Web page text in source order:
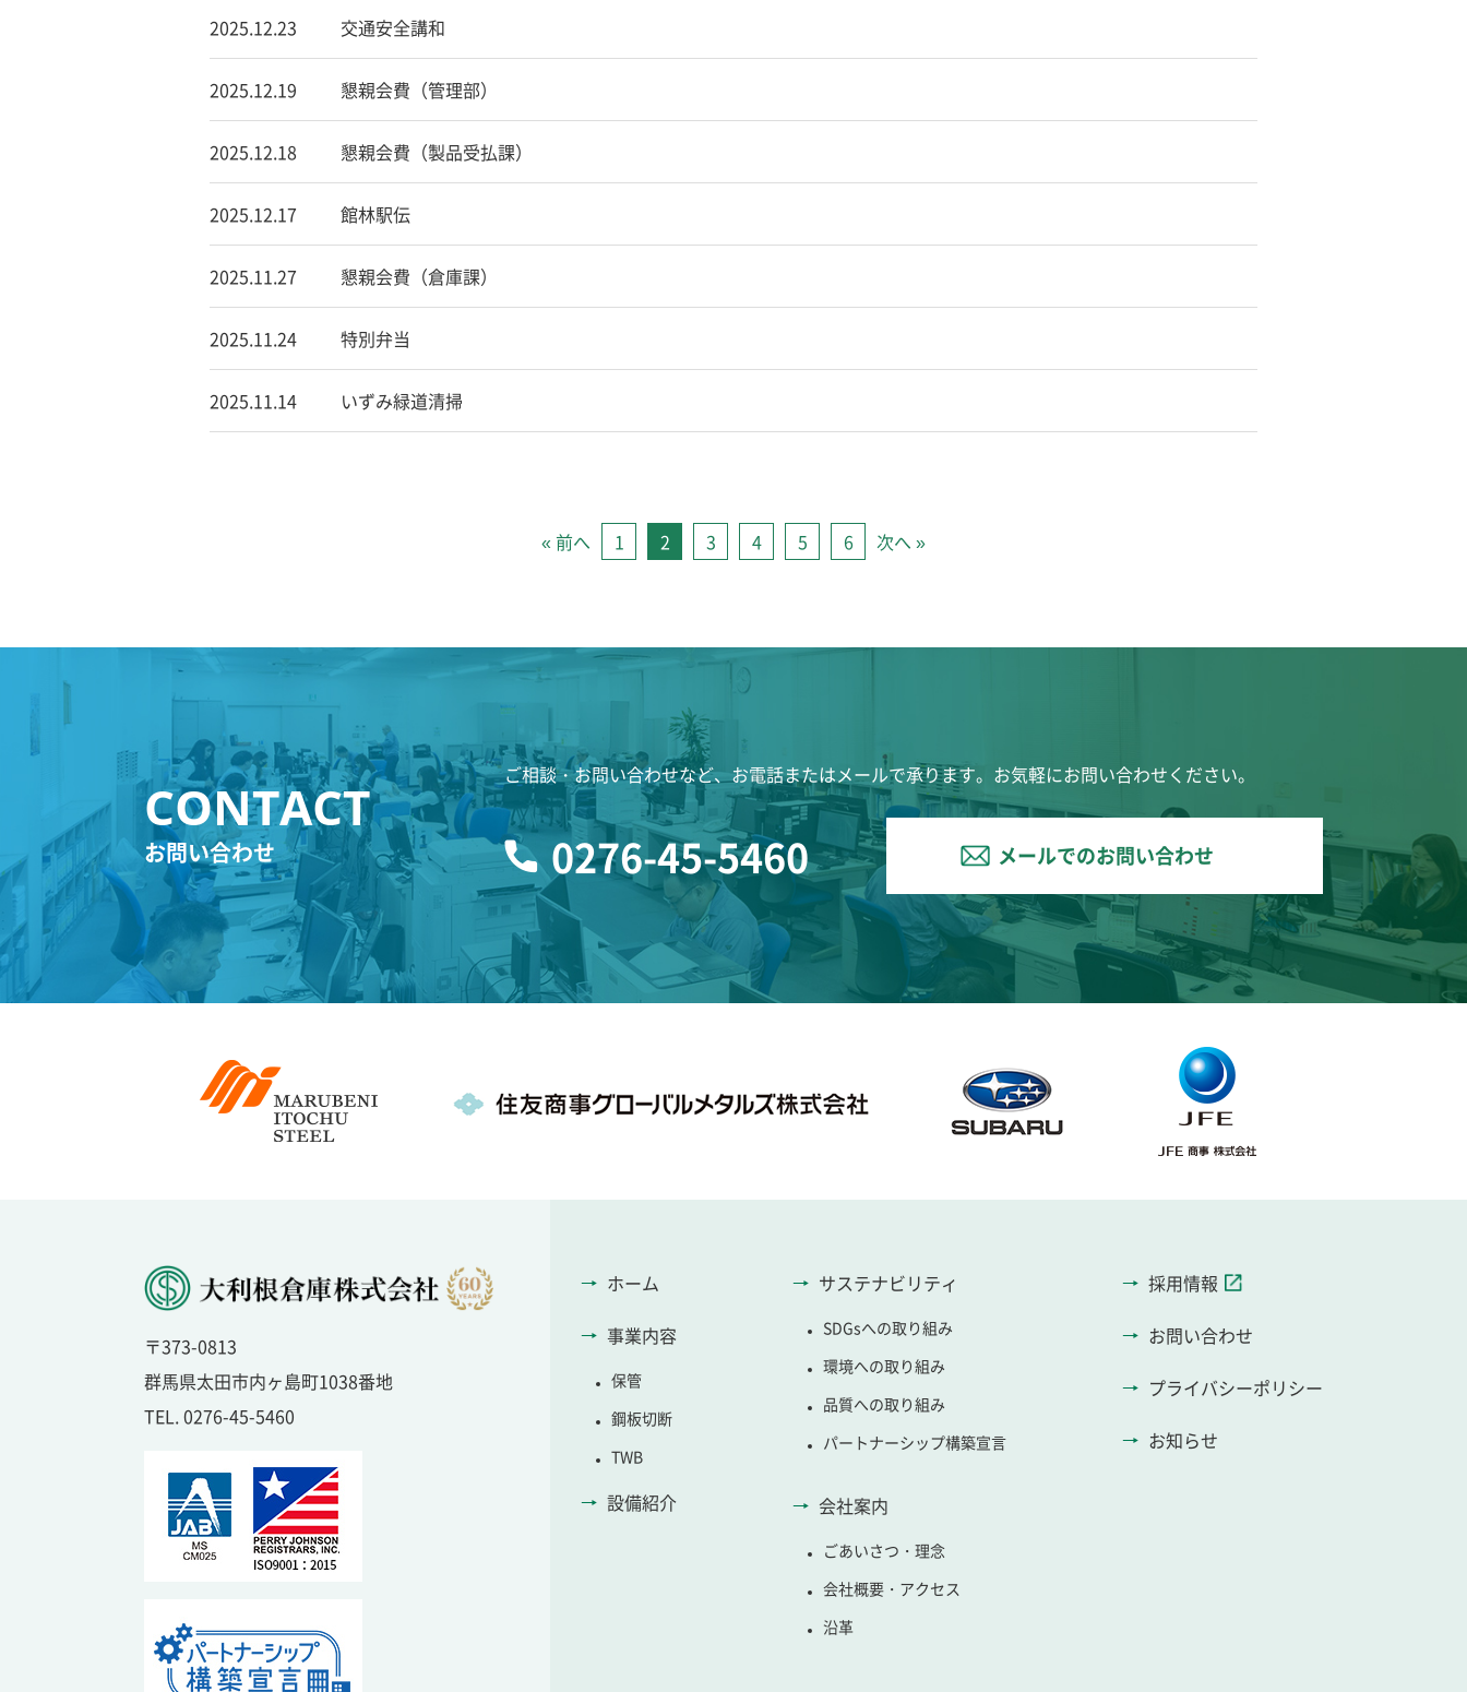
2025.12.23 交通安全講和
2025.12.19 懇親会費（管理部）
2025.12.18 懇親会費（製品受払課）
2025.12.17 館林駅伝
2025.11.27 懇親会費（倉庫課）
2025.11.24 特別弁当
2025.11.14 いずみ緑道清掃
« 前へ 1 2 3 4 5 6 次へ »
お問い合わせ
ご相談・お問い合わせなど、お電話またはメールで承ります。お気軽にお問い合わせください。
0276-45-5460 メールでのお問い合わせ
〒373-0813
群馬県太田市内ヶ島町1038番地
TEL. 0276-45-5460
ホーム
事業内容
保管
鋼板切断
TWB
設備紹介
サステナビリティ
SDGsへの取り組み
環境への取り組み
品質への取り組み
パートナーシップ構築宣言
会社案内
ごあいさつ・理念
会社概要・アクセス
沿革
採用情報
お問い合わせ
プライバシーポリシー
お知らせ